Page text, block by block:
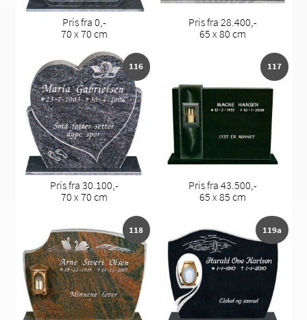
Pris fra 0,-
70 x 70 cm
Pris fra 28.400,-
65 x 80 cm
116
Pris fra 30.100,-
70 x 70 cm
117
Pris fra 43.500,-
65 x 85 cm
118 119a